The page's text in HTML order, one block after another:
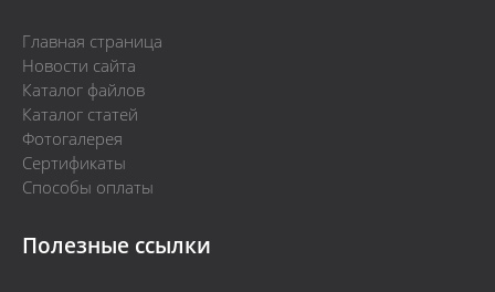
Главная страница
Новости сайта
Каталог файлов
Каталог статей
Фотогалерея
Сертификаты
Способы оплаты
Полезные ссылки